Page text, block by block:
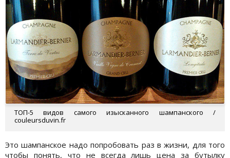
ТОП-5 видов самого изысканного шампанского /
couleursduvin.fr
Это шампанское надо попробовать раз в жизни, для того
чтобы понять, что не всегда лишь цена за бутылку